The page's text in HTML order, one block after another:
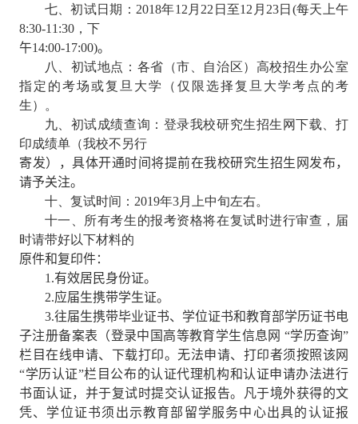
七、初试日期： 2018年12 月 22 日至12 月 23日 (每天上午
8:30-11:30 ，下
午14:00-17:00)。
八、初试地点：各省（市、自治区）高校招生办公室
指定的考场或复旦大学（仅限选择复旦大学考点的考
生）。
九、初试成绩查询：登录我校研究生招生网下载、打
印成绩单（我校不另行
寄发），具体开通时间将提前在我校研究生招生网发布，
请予关注。
十、复试时间： 2019年3月上中旬左右。
十一、所有考生的报考资格将在复试时进行审查，届
时请带好以下材料的
原件和复印件：
1.有效居民身份证。
2.应届生携带学生证。
3.往届生携带毕业证书、学位证书和教育部学历证书电
子注册备案表（登录中国高等教育学生信息网 “学历查询”
栏目在线申请、下载打印。无法申请、打印者须按照该网
“学历认证”栏目公布的认证代理机构和认证申请办法进行
书面认证，并于复试时提交认证报告。凡于境外获得的文
凭、学位证书须出示教育部留学服务中心出具的认证报